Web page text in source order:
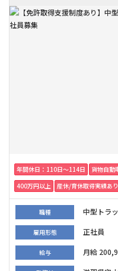
年間休日：110日〜114日
貨物自動
400万円以上
産休/育休取得実績あり
職種 中型トラ
雇用形態 正社員
給与 月給